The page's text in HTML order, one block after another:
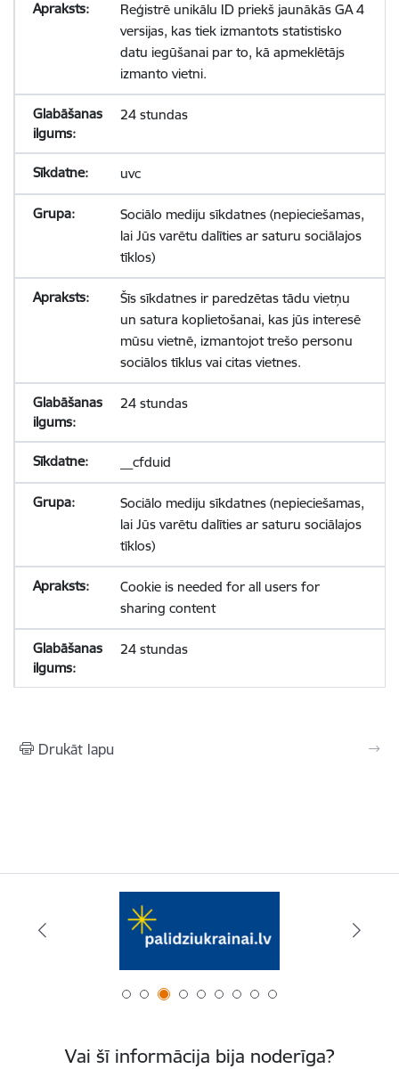
Reģistrē unikālu ID priekš jaunākās GA 4
versijas, kas tiek izmantots statistisko
datu iegūšanai par to, kā apmeklētājs
izmanto vietni.
24 stundas
uvc
Sociālo mediju sīkdatnes (nepieciešamas,
lai Jūs varētu dalīties ar saturu sociālajos
tīklos)
Šīs sīkdatnes ir paredzētas tādu vietņu
un satura koplietošanai, kas jūs interesē
mūsu vietnē, izmantojot trešo personu
sociālos tīklus vai citas vietnes.
24 stundas
__cfduid
Sociālo mediju sīkdatnes (nepieciešamas,
lai Jūs varētu dalīties ar saturu sociālajos
tīklos)
Cookie is needed for all users for
sharing content
24 stundas
Drukāt lapu
Vai šī informācija bija noderīga?